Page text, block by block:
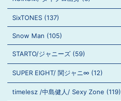
SixTONES (137)
Snow Man (105)
STARTO/ジャニーズ (59)
SUPER EIGHT/ 関ジャニ∞ (12)
timelesz /中島健人/ Sexy Zone (119)